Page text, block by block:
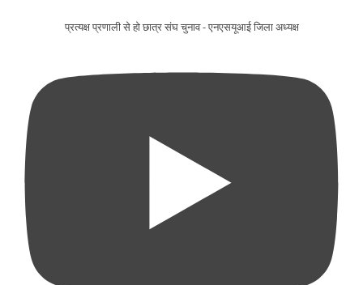
प्रत्यक्ष प्रणाली से हो छात्र संघ चुनाव - एनएसयूआई जिला अध्यक्ष